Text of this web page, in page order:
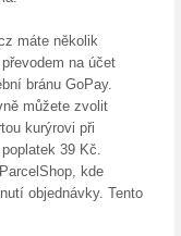
svém
33 %